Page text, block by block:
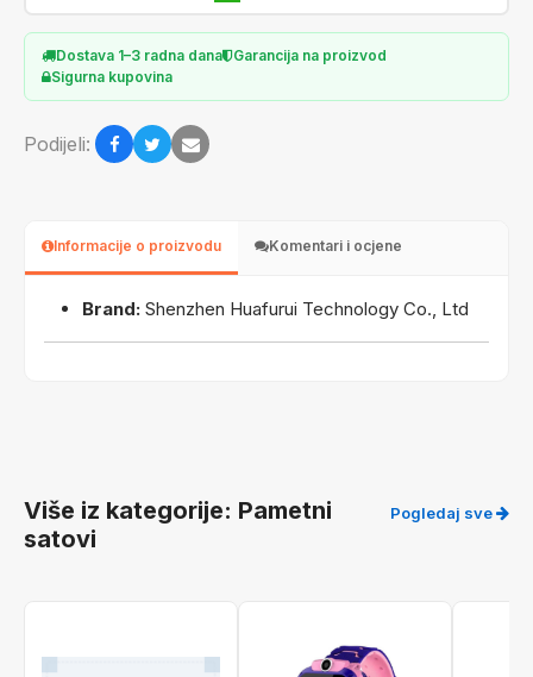
Dostava 1–3 radna dana
Garancija na proizvod
Sigurna kupovina
Podijeli:
Informacije o proizvodu Komentari i ocjene
Brand: Shenzhen Huafurui Technology Co., Ltd
Više iz kategorije: Pametni
satovi
Pogledaj sve